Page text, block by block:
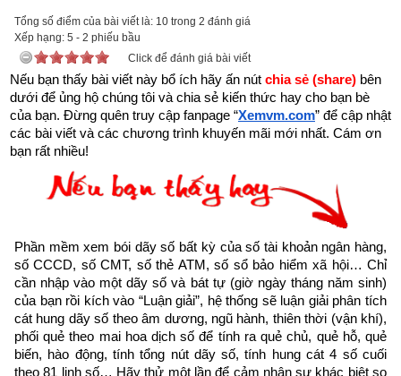
Với mong muốn góp một phần nhỏ bé lan truyền những thông
điệp tích cực truyền cảm hứng về cuộc sống, tình yêu nhằm
giúp những người đang tuyệt vọng bế tắc trong cuộc sống trở
lên mạnh mẽ hơn, giúp họ vực dậy tinh thần, vượt qua nghịch
cảnh để viết tiếp hành trình ước mơ, đạt được thành công
trong cuộc sống, Xemvm.com xin hân hạnh giới thiệu tới độc
giả trọn bộ 11
https://xemvm.com/thu-vien-ebooks/sach-ky-nang-song/link-
để tải về Ebook Sách Hạt giống tâm hồn hoặc liên hệ Zalo:
0926.138.186 để nhận trực tiếp file pdf.
Sau đây là Câu chuyện về Đồng cảm được trích từ Cuốn “Hạt
giống tâm hồn tập 4” của nhà xuất bản tổng hợp TP. Hồ Chí
Minh
Tổng số điểm của bài viết là: 10 trong 2 đánh giá
Xếp hạng: 5 - 2 phiếu bầu
Click để đánh giá bài viết
Nếu bạn thấy bài viết này bổ ích hãy ấn nút chia sẻ (share) bên
dưới để ủng hộ chúng tôi và chia sẻ kiến thức hay cho bạn bè
của bạn. Đừng quên truy cập fanpage “Xemvm.com” để cập nhật
các bài viết và các chương trình khuyến mãi mới nhất. Cám ơn
bạn rất nhiều!
Phần mềm xem bói dãy số bất kỳ của số tài khoản ngân hàng,
số CCCD, số CMT, số thẻ ATM, số sổ bảo hiểm xã hội… Chỉ
cần nhập vào một dãy số và bát tự (giờ ngày tháng năm sinh)
của bạn rồi kích vào “Luận giải”, hệ thống sẽ luận giải phân tích
cát hung dãy số theo âm dương, ngũ hành, thiên thời (vận khí),
phối quẻ theo mai hoa dịch số để tính ra quẻ chủ, quẻ hỗ, quẻ
biến, hào động, tính tổng nút dãy số, tính hung cát 4 số cuối
theo 81 linh số… Hãy thử một lần để cảm nhận sự khác biệt so